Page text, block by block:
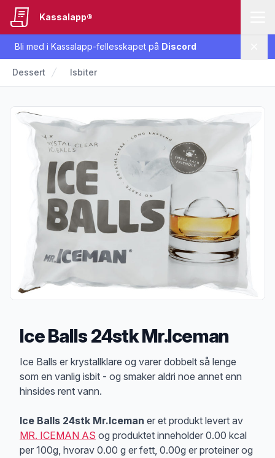
Bli med i Kassalapp-fellesskapet på Discord
Kassalapp®
Dessert Isbiter
Ice Balls 24stk Mr.Iceman
Produktbeskrivelse
Ice Balls er krystallklare og varer dobbelt så lenge
som en vanlig isbit - og smaker aldri noe annet enn
hinsides rent vann.
Ice Balls 24stk Mr.Iceman er et produkt levert av
MR. ICEMAN AS og produktet inneholder 0.00 kcal
per 100g, hvorav 0.00 g er fett, 0.00g er proteiner og